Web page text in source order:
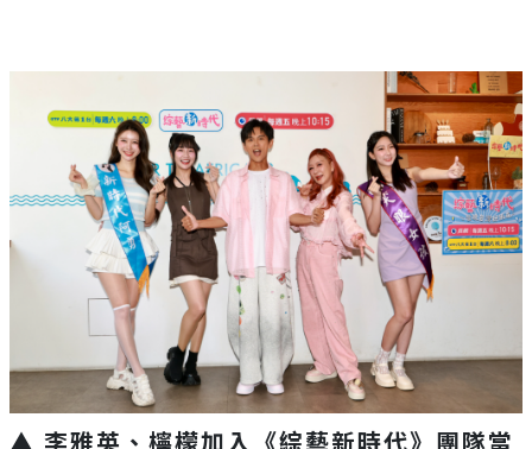
▲ 李雅英、檸檬加入《綜藝新時代》團隊當